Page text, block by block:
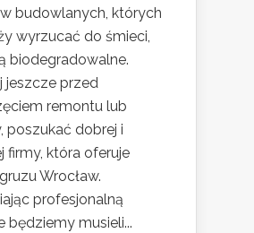
budowlanych, których
wyrzucać do śmieci,
biodegradowalne.
jeszcze przed
remontu lub
poszukać dobrej i
firmy, która oferuje
Wrocław.
profesjonalną
będziemy musieli...